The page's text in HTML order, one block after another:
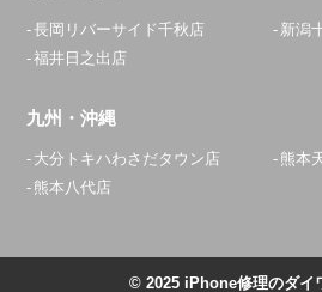
長岡リバーサイド千秋店
新潟
福井日之出店
九州・沖縄
大分トキハわさだタウン店
熊本
熊本八代店
© 2025 iPhone修理のダイ